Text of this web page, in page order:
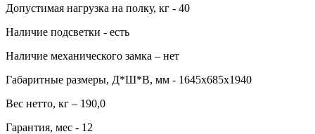
Допустимая нагрузка на полку, кг - 40
Наличие подсветки - есть
Наличие механического замка – нет
Габаритные размеры, Д*Ш*В, мм - 1645х685х1940
Вес нетто, кг – 190,0
Гарантия, мес - 12